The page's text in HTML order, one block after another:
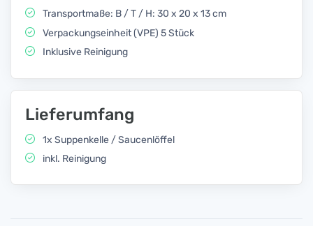
Transportmaße: B / T / H: 30 x 20 x 13 cm
Verpackungseinheit (VPE) 5 Stück
Inklusive Reinigung
Lieferumfang
1x Suppenkelle / Saucenlöffel
inkl. Reinigung